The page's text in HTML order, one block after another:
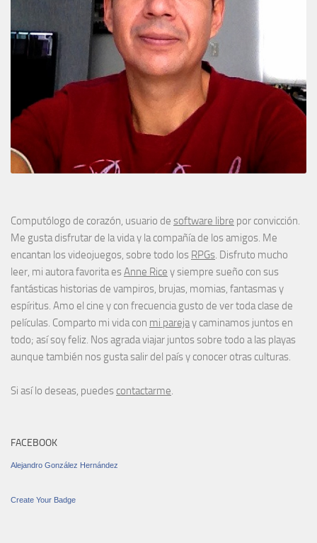
Computólogo de corazón, usuario de software libre por convicción.
Me gusta disfrutar de la vida y la compañía de los amigos. Me
encantan los videojuegos, sobre todo los RPGs. Disfruto mucho
leer, mi autora favorita esAnne Rice y siempre sueño con sus
fantásticas historias de vampiros, brujas, momias, fantasmas y
espíritus. Amo el cine y con frecuencia gusto de ver toda clase de
películas. Comparto mi vida con mi parejay caminamos juntos en
todo; así soy feliz. Nos agrada viajar juntos sobre todo a las playas
aunque también nos gusta salir del país y conocer otras culturas.
Si así lo deseas, puedes contactarme.
FACEBOOK
Alejandro González Hernández
Create Your Badge